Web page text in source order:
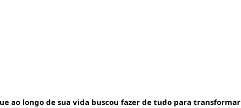
ao longo de sua vida buscou fazer de tudo para transformar